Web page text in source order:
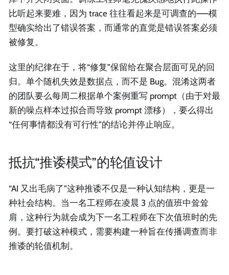
比听起来要难，因为 trace 往往看起来是可调查的——模
型确实给出了错误答案，而通常的直觉是错误答案必须
被修复。
这里的纪律在于，将“修复”保留给在聚合层面可见的回
归。单个随机失效是数据点，而不是 Bug。混淆这两者
的团队要么每周二根据单个案例重写 prompt（由于对最
新的噪点样本过拟合而导致 prompt 漂移），要么得出
“任何事情都没有可行性”的结论并停止响应。
抵抗“推诿模式”的轮值设计
“AI 又出毛病了”这种推诿不仅是一种认知结构，更是一
种社会结构。当一名工程师在凌晨 3 点的值班中耸耸
肩，这种行为就会成为下一名工程师在下次值班时的先
例。要打破这种模式，需要构建一种旨在传播调查而非
推诿的轮值机制。